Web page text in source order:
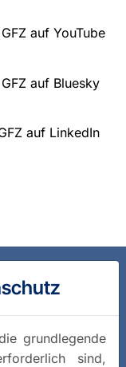
auf YouTube
auf Bluesky
auf LinkedIn
grundlegende
sind,